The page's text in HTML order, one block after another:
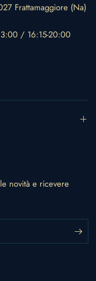
Frattamaggiore (Na)
/ 16:15-20:00
novità e ricevere